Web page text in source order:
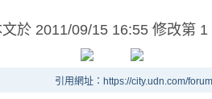
文於 2011/09/15 16:55 修改第 1
引用網址：https://city.udn.com/